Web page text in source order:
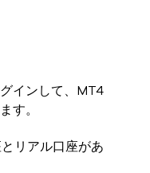
インして、MT4
す。
リアル口座があ